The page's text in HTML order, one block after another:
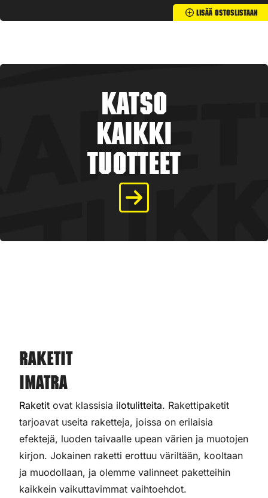
Lisää Ostoslistaan
Katso
kaikki
tuotteet
Raketit
Imatra
Raketit ovat klassisia ilotulitteita. Rakettipaketit
tarjoavat useita raketteja, joissa on erilaisia
efektejä, luoden taivaalle upean värien ja muotojen
kirjon. Jokainen raketti erottuu väriltään, kooltaan
ja muodollaan, ja olemme valinneet paketteihin
kaikkein vaikuttavimmat vaihtoehdot.